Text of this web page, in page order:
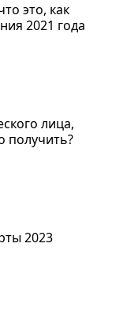
это, как
2021 года
лица,
получить?
2023